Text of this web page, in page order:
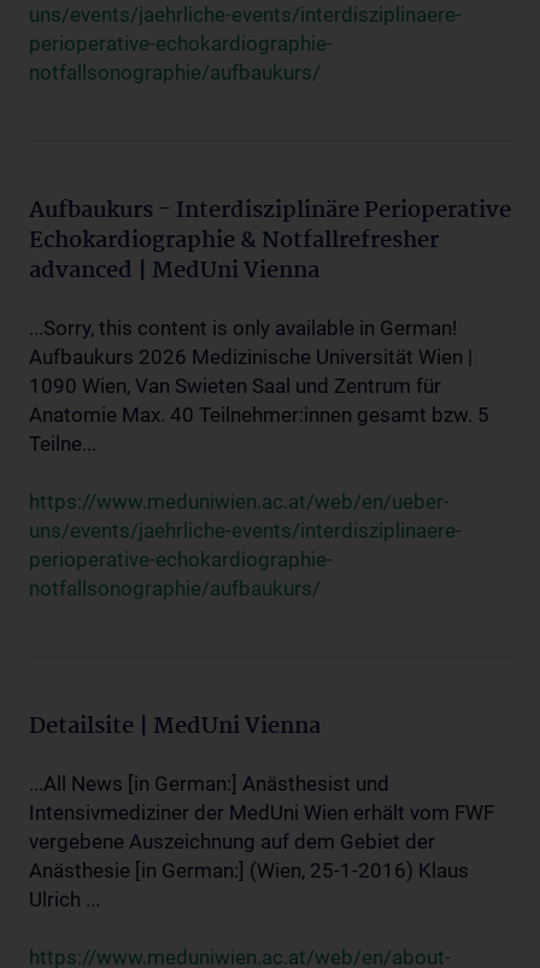
uns/events/jaehrliche-events/interdisziplinaere-
perioperative-echokardiographie-
notfallsonographie/aufbaukurs/
Aufbaukurs - Interdisziplinäre Perioperative
Echokardiographie & Notfallrefresher
advanced | MedUni Vienna
...Sorry, this content is only available in German!
Aufbaukurs 2026 Medizinische Universität Wien |
1090 Wien, Van Swieten Saal und Zentrum für
Anatomie Max. 40 Teilnehmer:innen gesamt bzw. 5
Teilne...
https://www.meduniwien.ac.at/web/en/ueber-
uns/events/jaehrliche-events/interdisziplinaere-
perioperative-echokardiographie-
notfallsonographie/aufbaukurs/
Detailsite | MedUni Vienna
...All News [in German:] Anästhesist und
Intensivmediziner der MedUni Wien erhält vom FWF
vergebene Auszeichnung auf dem Gebiet der
Anästhesie [in German:] (Wien, 25-1-2016) Klaus
Ulrich ...
https://www.meduniwien.ac.at/web/en/about-